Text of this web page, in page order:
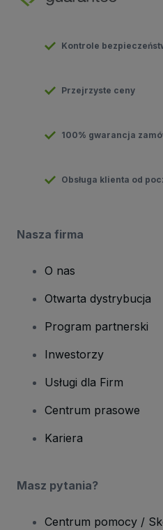
Kontrole
Przejrzyste ceny
100% gwarancja
Obsługa klienta od
Nasza firma
O nas
Otwarta dystrybucja
Program partnerski
Inwestorzy
Usługi dla Firm
Centrum prasowe
Kariera
Masz pytania?
Centrum pomocy /